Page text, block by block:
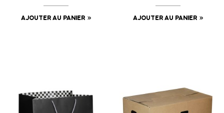
AJOUTER AU PANIER AJOUTER AU PANIER